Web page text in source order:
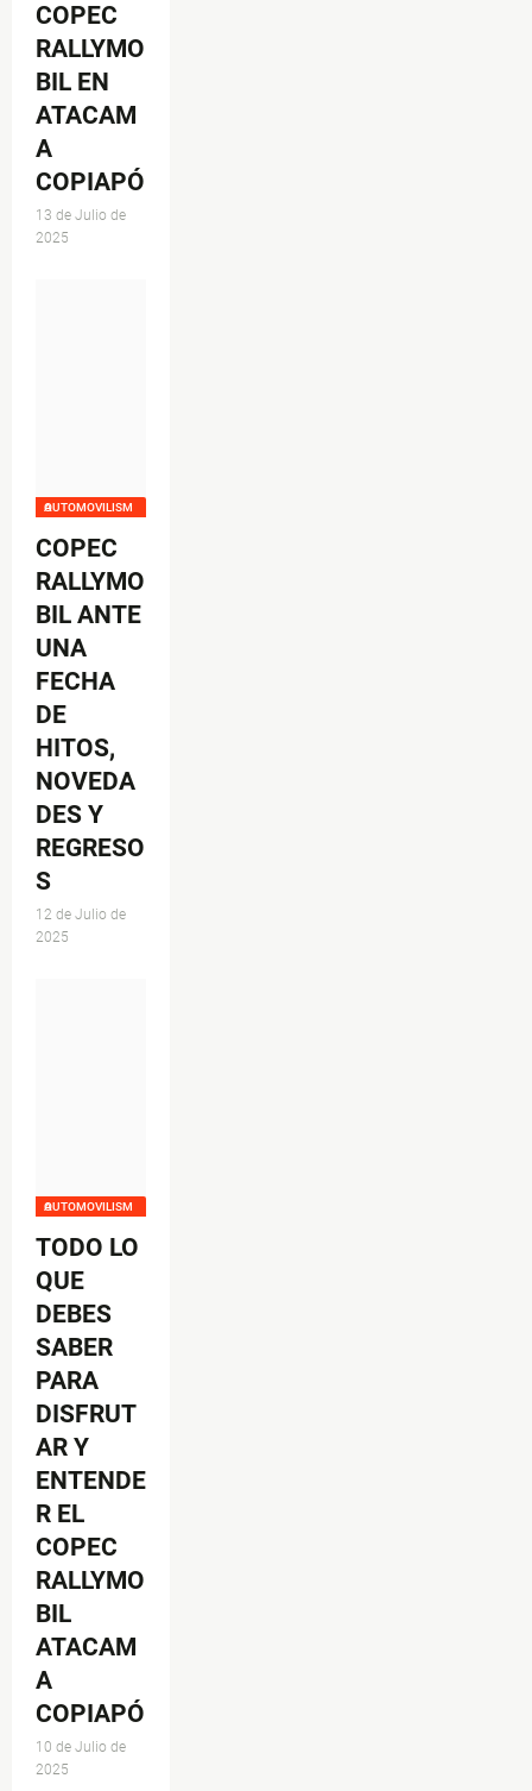
COPEC
RALLYMO
BIL EN
ATACAM
A
COPIAPÓ
13 de Julio de
2025
AUTOMOVILISMO
COPEC
RALLYMO
BIL ANTE
UNA
FECHA
DE
HITOS,
NOVEDA
DES Y
REGRESO
S
12 de Julio de
2025
AUTOMOVILISMO
TODO LO
QUE
DEBES
SABER
PARA
DISFRUT
AR Y
ENTENDE
R EL
COPEC
RALLYMO
BIL
ATACAM
A
COPIAPÓ
10 de Julio de
2025